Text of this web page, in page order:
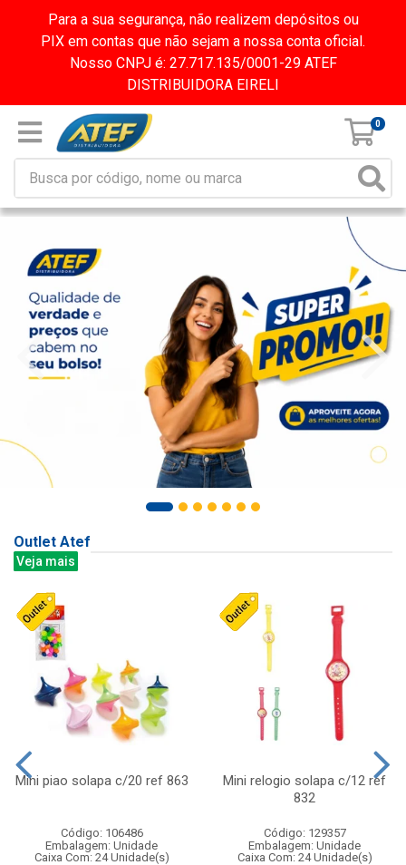
Para a sua segurança, não realizem depósitos ou
PIX em contas que não sejam a nossa conta oficial.
Nosso CNPJ é: 27.717.135/0001-29 ATEF
DISTRIBUIDORA EIRELI
0
Outlet Atef
Veja mais
Mini piao solapa c/20 ref 863
Código: 106486
Embalagem: Unidade
Caixa Com: 24 Unidade(s)
Mini relogio solapa c/12 ref
832
Código: 129357
Embalagem: Unidade
Caixa Com: 24 Unidade(s)